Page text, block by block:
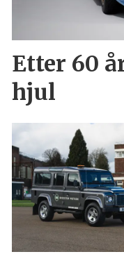
Etter 60
hjul